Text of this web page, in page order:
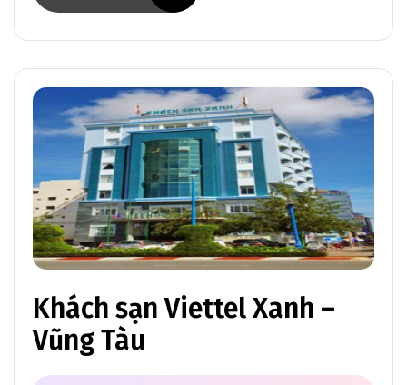
Khách sạn Viettel Xanh –
Vũng Tàu